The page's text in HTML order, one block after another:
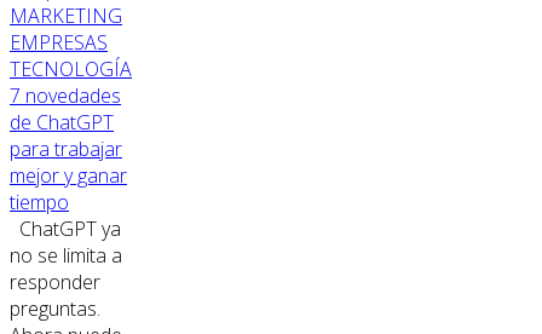
MARKETING
EMPRESAS
TECNOLOGÍA
7 novedades
de ChatGPT
para trabajar
mejor y ganar
tiempo
ChatGPT ya
no se limita a
responder
preguntas.